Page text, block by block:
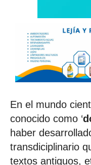
En el mundo
conocido como ‘
haber
transdiciplinario
textos antiguos,